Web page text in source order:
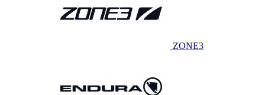
ZONE3